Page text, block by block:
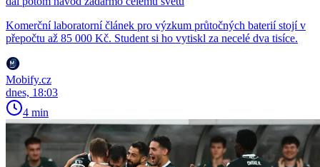
Komerční laboratorní článek pro výzkum průtočných baterií stojí v
přepočtu až 85 000 Kč. Student si ho vytiskl za necelé dva tisíce.
Mobify.cz
dnes, 18:03
4 min